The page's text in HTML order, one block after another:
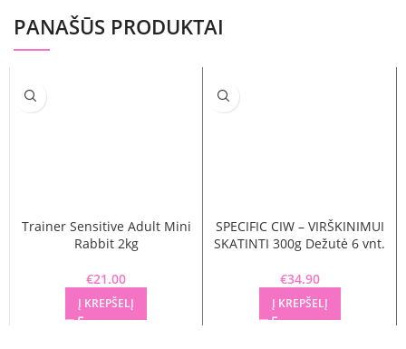
PANAŠŪS PRODUKTAI
Trainer Sensitive Adult Mini
Rabbit 2kg
€21.00
Į KREPŠELĮ
SPECIFIC CIW – VIRŠKINIMUI
SKATINTI 300g Dežutė 6 vnt.
€34.90
Į KREPŠELĮ